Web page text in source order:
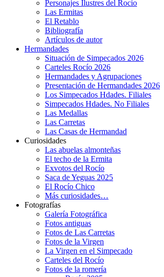
Personajes Ilustres del Rocío
Las Ermitas
El Retablo
Bibliografía
Artículos de autor
Hermandades
Situación de Simpecados 2026
Carteles Rocío 2026
Hermandades y Agrupaciones
Presentación de Hermandades 2026
Los Simpecados Hdades. Filiales
Simpecados Hdades. No Filiales
Las Medallas
Las Carretas
Las Casas de Hermandad
Curiosidades
Las abuelas almonteñas
El techo de la Ermita
Exvotos del Rocío
Saca de Yeguas 2025
El Rocío Chico
Más curiosidades…
Fotografías
Galería Fotográfica
Fotos antiguas
Fotos de Las Carretas
Fotos de la Virgen
La Virgen en el Simpecado
Carteles del Rocío
Fotos de la romería